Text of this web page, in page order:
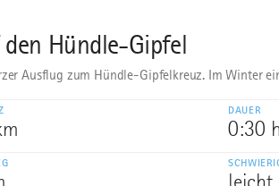
Hündle-Gipfel
Ausflug zum Hündle-Gipfelkreuz. Im Winter
DAUER
0:30 h